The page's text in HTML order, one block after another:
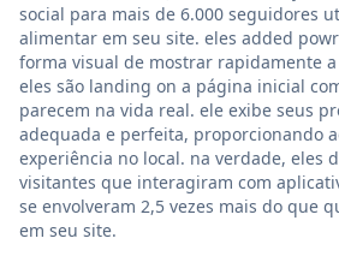
social para mais de 6.000 seguidores
alimentar em seu site. eles added
forma visual de mostrar rapidamente
eles são landing on a página inicial
parecem na vida real. ele exibe seus
adequada e perfeita, proporcionando
experiência no local. na verdade, eles
visitantes que interagiram com
se envolveram 2,5 vezes mais do que
em seu site.